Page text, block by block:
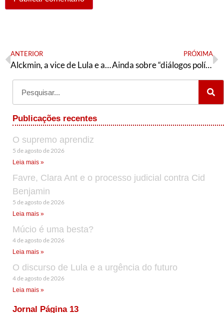
ANTERIOR
Alckmin, a vice de Lula e a fake news
PRÓXIMA
Ainda sobre “diálogos políticos”
Publicações recentes
O supremo aprendiz
5 de agosto de 2026
Leia mais »
Favre, Clara Ant e o processo judicial contra Cid
Benjamin
5 de agosto de 2026
Leia mais »
Múcio é uma besta?
4 de agosto de 2026
Leia mais »
O discurso de Lula e a urgência do futuro
4 de agosto de 2026
Leia mais »
Jornal Página 13